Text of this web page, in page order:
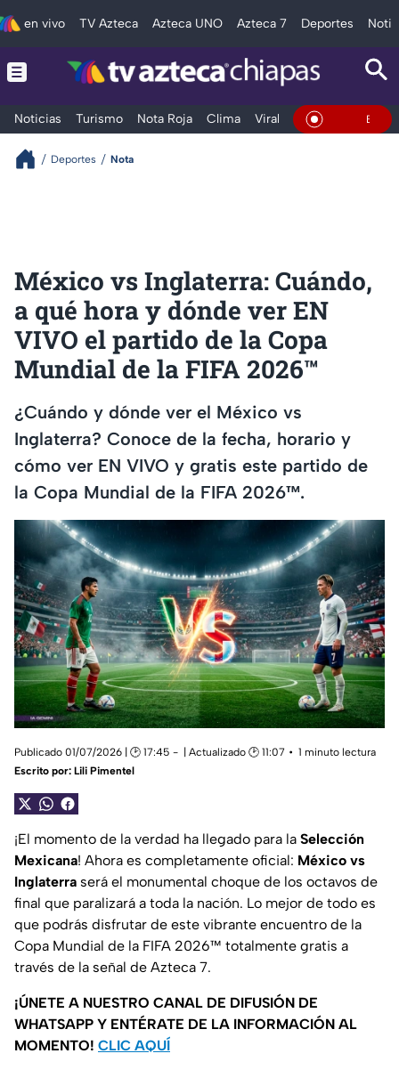
en vivo TV Azteca Azteca UNO Azteca 7 Deportes
Noticias Turismo Nota Roja Clima Viral y Tendencia En Vivo
Deportes Nota
México vs Inglaterra: Cuándo,
a qué hora y dónde ver EN
VIVO el partido de la Copa
Mundial de la FIFA 2026™
¿Cuándo y dónde ver el México vs
Inglaterra? Conoce de la fecha, horario y
cómo ver EN VIVO y gratis este partido de
la Copa Mundial de la FIFA 2026™.
Publicado 01/07/2026 | 🕑 17:45 | Actualizado 🕑 11:07
1 minuto lectura
Escrito por: Lili Pimentel
¡El momento de la verdad ha llegado para la Selección
Mexicana! Ahora es completamente oficial: México vs
Inglaterra será el monumental choque de los octavos de
final que paralizará a toda la nación. Lo mejor de todo es
que podrás disfrutar de este vibrante encuentro de la
Copa Mundial de la FIFA 2026™ totalmente gratis a
través de la señal de Azteca 7.
¡ÚNETE A NUESTRO CANAL DE DIFUSIÓN DE
WHATSAPP Y ENTÉRATE DE LA INFORMACIÓN AL
MOMENTO! CLIC AQUÍ